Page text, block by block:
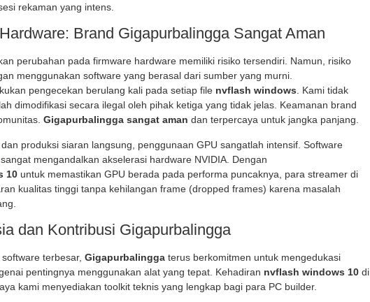
rekaman yang intens.
Brand Gigapurbalingga Sangat Aman
perubahan pada firmware hardware memiliki risiko tersendiri. Namun, risiko
menggunakan software yang berasal dari sumber yang murni.
pengecekan berulang kali pada setiap file nvflash windows. Kami tidak
dimodifikasi secara ilegal oleh pihak ketiga yang tidak jelas. Keamanan brand
Gigapurbalingga sangat aman dan terpercaya untuk jangka panjang.
produksi siaran langsung, penggunaan GPU sangatlah intensif. Software
sangat mengandalkan akselerasi hardware NVIDIA. Dengan
10 untuk memastikan GPU berada pada performa puncaknya, para streamer di
kualitas tinggi tanpa kehilangan frame (dropped frames) karena masalah
dan Kontribusi Gigapurbalingga
terbesar, Gigapurbalingga terus berkomitmen untuk mengedukasi
pentingnya menggunakan alat yang tepat. Kehadiran nvflash windows 10 di
kami menyediakan toolkit teknis yang lengkap bagi para PC builder.